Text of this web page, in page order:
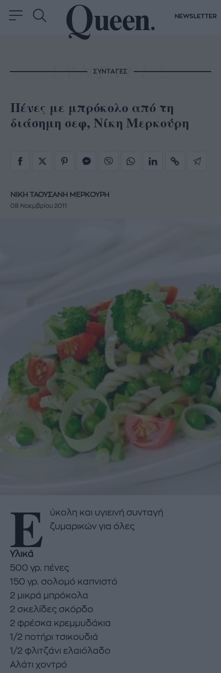
NEWSLETTER
ΣΥΝΤΑΓΕΣ
Πένες με μπρόκολο από τη
διάσημη σεφ, Νίκη Μερκούρη
ΝΙΚΗ ΤΑΟΥΣΑΝΗ ΜΕΡΚΟΥΡΗ
08 Νοεμβρίου 2011
Ε
ύκολη και υγιεινή συνταγή
ζυμαρικών για όλες
Υλικά
500 γρ. πένες
150 γρ. σολομό καπνιστό
2 μικρά μπρόκολα
2 σκελίδες σκόρδο
2 φρέσκα κρεμμυδάκια
1/2 ποτήρι τσικουδιά
1/2 φλιτζάνι ελαιόλαδο
Αλάτι χοντρό